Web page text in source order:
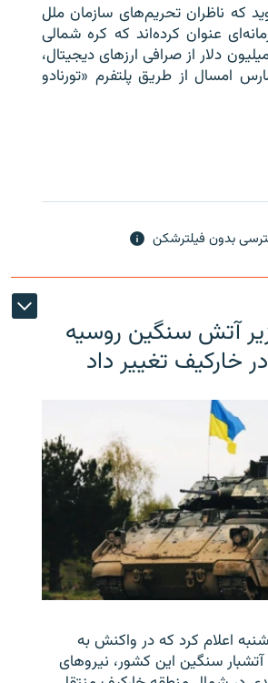
که ناظران تحریم‌های سازمان ملل
عنوان کرده‌اند که کره شمالی
از سرقت ۱۴۷.۵ میلیون دلار از صرافی ارزهای دیجیتال،
امسال از طریق پلتفرم «تورنادو
بدون فیلترشکن
آتش سنگین روسیه
خارکیف تغییر داد
اعلام کرد که در واکنش به
سنگین این کشور، نیروهای